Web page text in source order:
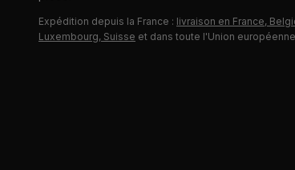
Expédition depuis la France : livraison en France,
Luxembourg, Suisse et dans toute l'Union